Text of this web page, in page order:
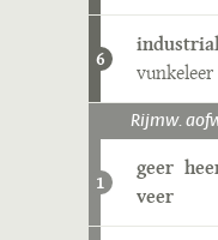
6
vunkeleer
Rijmw.
1
geer
veer